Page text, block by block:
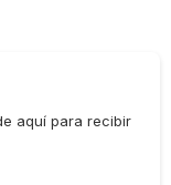
aquí para recibir